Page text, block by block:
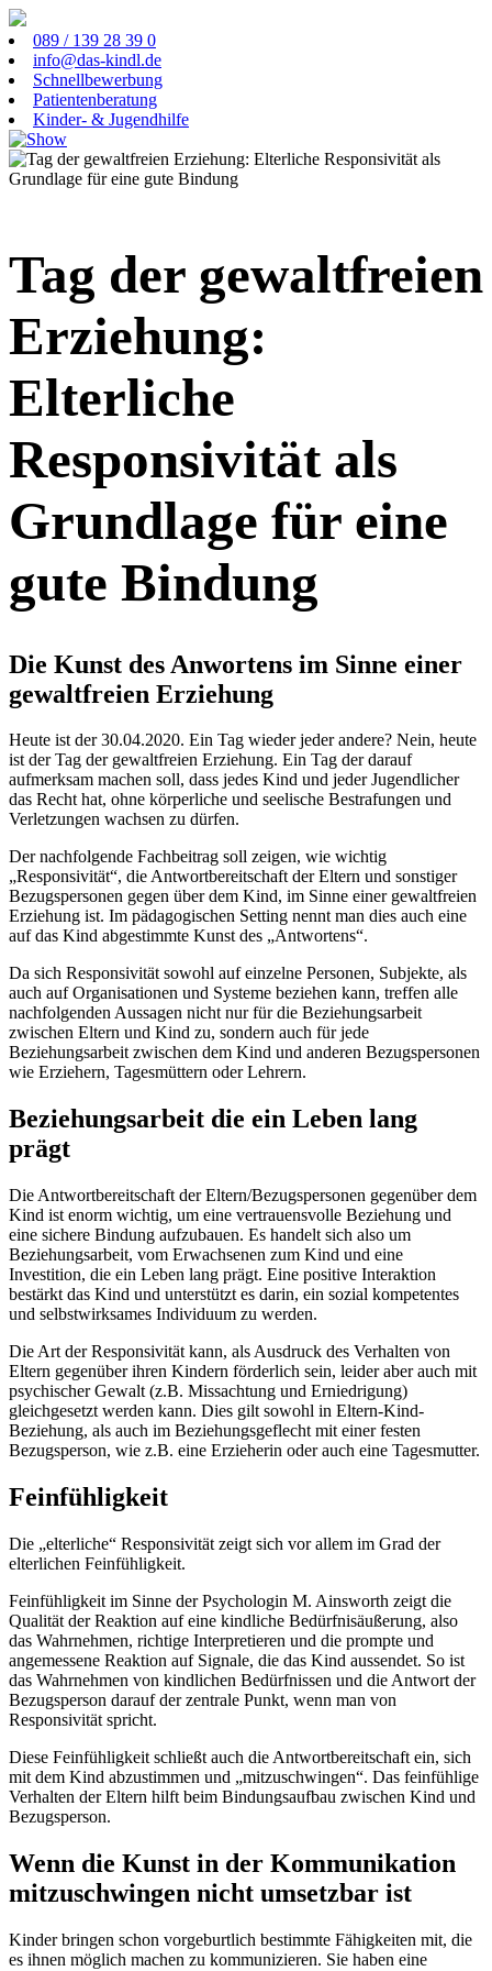
089 / 139 28 39 0
info@das-kindl.de
Schnellbewerbung
Patientenberatung
Kinder- & Jugendhilfe
Tag der gewaltfreien
Erziehung:
Elterliche
Responsivität als
Grundlage für eine
gute Bindung
Die Kunst des Anwortens im Sinne einer
gewaltfreien Erziehung
Heute ist der 30.04.2020. Ein Tag wieder jeder andere? Nein, heute
ist der Tag der gewaltfreien Erziehung. Ein Tag der darauf
aufmerksam machen soll, dass jedes Kind und jeder Jugendlicher
das Recht hat, ohne körperliche und seelische Bestrafungen und
Verletzungen wachsen zu dürfen.
Der nachfolgende Fachbeitrag soll zeigen, wie wichtig
„Responsivität“, die Antwortbereitschaft der Eltern und sonstiger
Bezugspersonen gegen über dem Kind, im Sinne einer gewaltfreien
Erziehung ist. Im pädagogischen Setting nennt man dies auch eine
auf das Kind abgestimmte Kunst des „Antwortens“.
Da sich Responsivität sowohl auf einzelne Personen, Subjekte, als
auch auf Organisationen und Systeme beziehen kann, treffen alle
nachfolgenden Aussagen nicht nur für die Beziehungsarbeit
zwischen Eltern und Kind zu, sondern auch für jede
Beziehungsarbeit zwischen dem Kind und anderen Bezugspersonen
wie Erziehern, Tagesmüttern oder Lehrern.
Beziehungsarbeit die ein Leben lang
prägt
Die Antwortbereitschaft der Eltern/Bezugspersonen gegenüber dem
Kind ist enorm wichtig, um eine vertrauensvolle Beziehung und
eine sichere Bindung aufzubauen. Es handelt sich also um
Beziehungsarbeit, vom Erwachsenen zum Kind und eine
Investition, die ein Leben lang prägt. Eine positive Interaktion
bestärkt das Kind und unterstützt es darin, ein sozial kompetentes
und selbstwirksames Individuum zu werden.
Die Art der Responsivität kann, als Ausdruck des Verhalten von
Eltern gegenüber ihren Kindern förderlich sein, leider aber auch mit
psychischer Gewalt (z.B. Missachtung und Erniedrigung)
gleichgesetzt werden kann. Dies gilt sowohl in Eltern-Kind-
Beziehung, als auch im Beziehungsgeflecht mit einer festen
Bezugsperson, wie z.B. eine Erzieherin oder auch eine Tagesmutter.
Feinfühligkeit
Die „elterliche“ Responsivität zeigt sich vor allem im Grad der
elterlichen Feinfühligkeit.
Feinfühligkeit im Sinne der Psychologin M. Ainsworth zeigt die
Qualität der Reaktion auf eine kindliche Bedürfnisäußerung, also
das Wahrnehmen, richtige Interpretieren und die prompte und
angemessene Reaktion auf Signale, die das Kind aussendet. So ist
das Wahrnehmen von kindlichen Bedürfnissen und die Antwort der
Bezugsperson darauf der zentrale Punkt, wenn man von
Responsivität spricht.
Diese Feinfühligkeit schließt auch die Antwortbereitschaft ein, sich
mit dem Kind abzustimmen und „mitzuschwingen“. Das feinfühlige
Verhalten der Eltern hilft beim Bindungsaufbau zwischen Kind und
Bezugsperson.
Wenn die Kunst in der Kommunikation
mitzuschwingen nicht umsetzbar ist
Kinder bringen schon vorgeburtlich bestimmte Fähigkeiten mit, die
es ihnen möglich machen zu kommunizieren. Sie haben eine